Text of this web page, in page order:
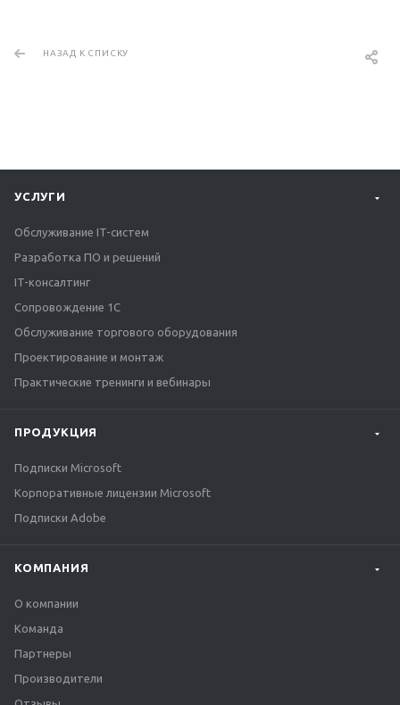
НАЗАД К СПИСКУ
УСЛУГИ
Обслуживание IT-систем
Разработка ПО и решений
IT-консалтинг
Сопровождение 1С
Обслуживание торгового оборудования
Проектирование и монтаж
Практические тренинги и вебинары
ПРОДУКЦИЯ
Подписки Microsoft
Корпоративные лицензии Microsoft
Подписки Adobe
КОМПАНИЯ
О компании
Команда
Партнеры
Производители